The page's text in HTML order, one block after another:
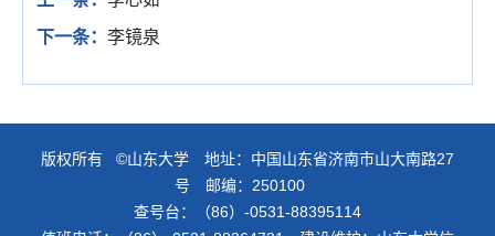
下一条： 李镜泉
版权所有 ©山东大学 地址：中国山东省济南市山大南路27
号 邮编：250100
查号台：（86）-0531-88395114